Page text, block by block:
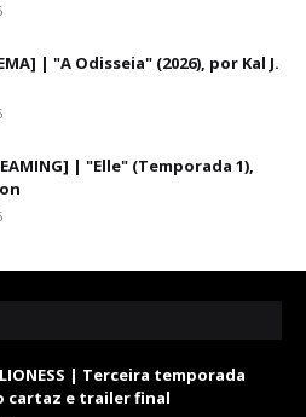
| "A Odisseia" (2026), por Kal J.
| "Elle" (Temporada 1),
LIONESS | Terceira temporada
cartaz e trailer final